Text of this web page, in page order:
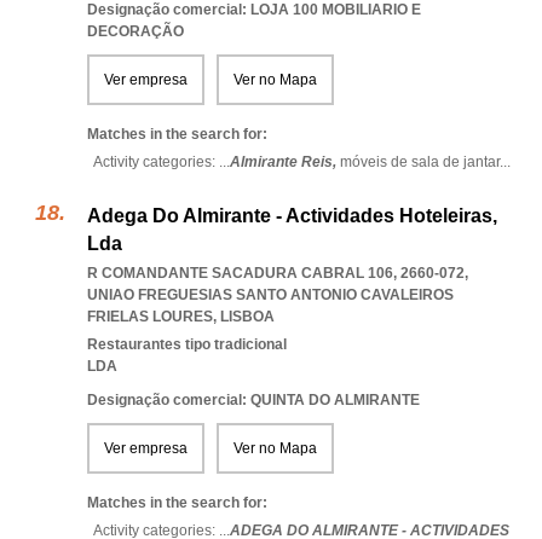
Designação comercial: LOJA 100 MOBILIARIO E
DECORAÇÃO
Ver empresa Ver no Mapa
Matches in the search for:
Activity categories: ...Almirante Reis, móveis de sala de jantar...
Adega Do Almirante - Actividades Hoteleiras,
Lda
R COMANDANTE SACADURA CABRAL 106, 2660-072,
UNIAO FREGUESIAS SANTO ANTONIO CAVALEIROS
FRIELAS LOURES, LISBOA
Restaurantes tipo tradicional
LDA
Designação comercial: QUINTA DO ALMIRANTE
Ver empresa Ver no Mapa
Matches in the search for:
Activity categories: ...ADEGA DO ALMIRANTE - ACTIVIDADES